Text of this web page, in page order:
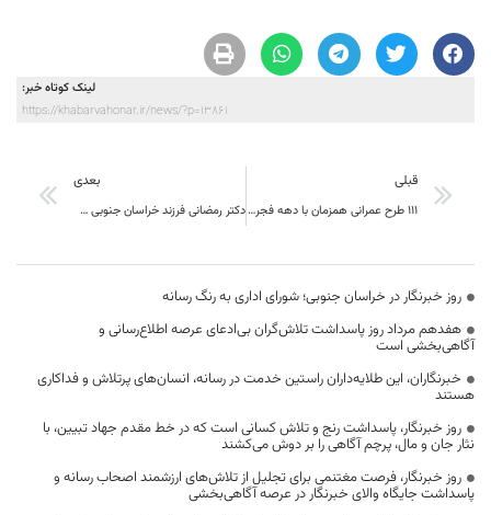
لینک کوتاه خبر:
https://khabarvahonar.ir/news/?p=13861
قبلی
۱۱۱ طرح عمرانی همزمان با دهه فجر با اعتبار ۴۱ ميليارد و ۳۰۳ ميليون تومان در شهرستان درميان به بهره برداري رسید
بعدی
دکتر رمضانی فرزند خراسان جنوبی جز صد دانشمند سال دنیا شد
روز خبرنگار در خراسان جنوبی؛ شورای اداری به رنگ رسانه
هفدهم مرداد روز پاسداشت تلاش‌گران بی‌ادعای عرصه اطلاع‌رسانی و
آگاهی‌بخشی است
خبرنگاران، این طلایه‌داران راستین خدمت در رسانه، انسان‌های پرتلاش و فداکاری
هستند
روز خبرنگار، پاسداشت رنج و تلاش کسانی است که در خط مقدم جهاد تبیین، با
نثار جان و مال، پرچم آگاهی را بر دوش می‌کشند
روز خبرنگار، فرصت مغتنمی برای تجلیل از تلاش‌های ارزشمند اصحاب رسانه و
پاسداشت جایگاه والای خبرنگار در عرصه آگاهی‌بخشی